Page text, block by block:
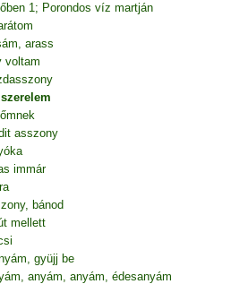
1; Porondos víz martján
arass
voltam
asszony
immár
bánod
mellett
gyüjj be
anyám, anyám, édesanyám